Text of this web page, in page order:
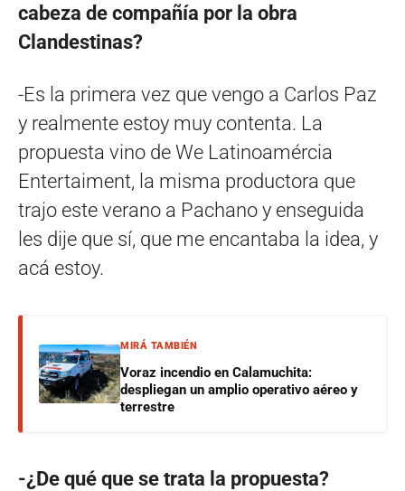
cabeza de compañía por la obra
Clandestinas?
-Es la primera vez que vengo a Carlos Paz
y realmente estoy muy contenta. La
propuesta vino de We Latinoamércia
Entertaiment, la misma productora que
trajo este verano a Pachano y enseguida
les dije que sí, que me encantaba la idea, y
acá estoy.
MIRÁ TAMBIÉN
Voraz incendio en Calamuchita:
despliegan un amplio operativo aéreo y
terrestre
-¿De qué que se trata la propuesta?